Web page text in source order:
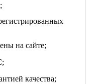
на сайте;
качества;